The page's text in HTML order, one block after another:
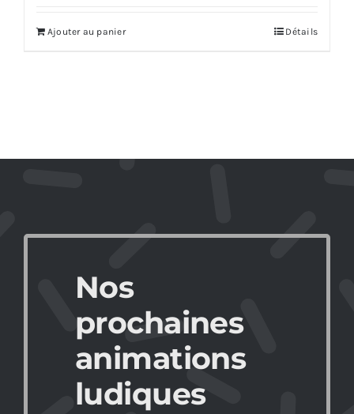
Ajouter au panier Détails
Nos
prochaines
animations
ludiques